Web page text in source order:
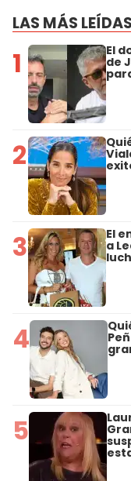
LAS MÁS LEÍDAS
1 El
de
2
3 El
a
4
5